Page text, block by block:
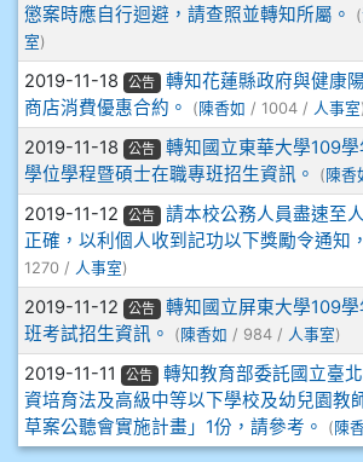
910呂芃澔
910溫婕伶
911王祉傑
911張 婷
912彭子宸
914王苡澄
懲案時應自行迴避，請查照並轉知所屬。
(
室)
2019-11-18 公告
轉知花蓮縣政府與健康
商店消費優惠合約。
(陳香如 / 1004 / 人事室
2019-11-18 公告
轉知國立東華大學109
學位學程暨碩士在職專班招生資訊。
( 陳香
2019-11-12 公告
請本校公務人員盡速至
正確，以利個人收到記功以下獎勵令通知
1270 / 人事室)
2019-11-12 公告
轉知國立屏東大學109
班考試招生資訊。
( 陳香如 / 984 / 人事室)
2019-11-11 公告
轉知教育部委託國立臺
資培育法及高級中等以下學校及幼兒園教
草案公聽會實施計畫」1份，請參考。
(陳